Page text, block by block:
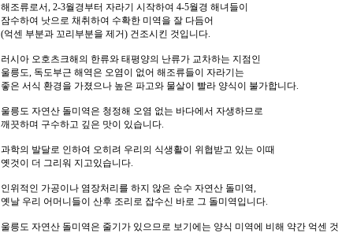
해조류로서, 2-3월경부터 자라기 시작하여 4-5월경 해녀들이
잠수하여 낫으로 채취하여 수확한 미역을 잘 다듬어
(억센 부분과 꼬리부분을 제거) 건조시킨 것입니다.
러시아 오호츠크해의 한류와 태평양의 난류가 교차하는 지점인
울릉도, 독도부근 해역은 오염이 없어 해조류들이 자라기는
좋은 서식 환경을 가졌으나 높은 파고와 물살이 빨라 양식이 불가합니다.
울릉도 자연산 돌미역은 청정해 오염 없는 바다에서 자생하므로
깨끗하며 구수하고 깊은 맛이 있습니다.
과학의 발달로 인하여 오히려 우리의 식생활이 위협받고 있는 이때
옛것이 더 그리워 지고있습니다.
인위적인 가공이나 염장처리를 하지 않은 순수 자연산 돌미역,
옛날 우리 어머니들이 산후 조리로 잡수신 바로 그 돌미역입니다.
울릉도 자연산 돌미역은 줄기가 있으므로 보기에는 양식 미역에 비해 약간 억센 것